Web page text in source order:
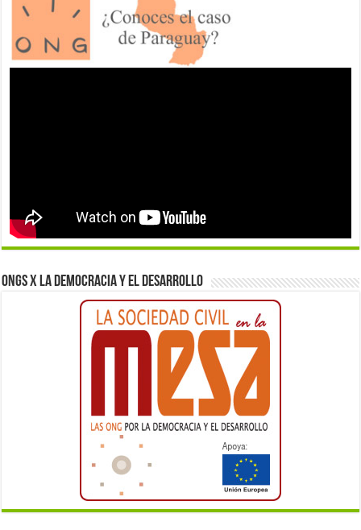
ONGs x la democracia y el desarrollo